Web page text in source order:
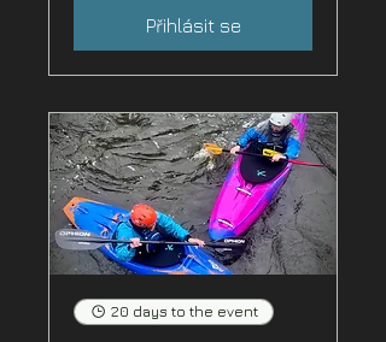
Přihlásit se
20 days to the event